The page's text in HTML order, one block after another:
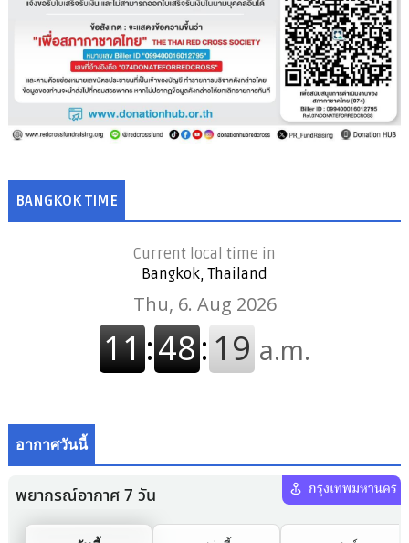
BANGKOK TIME
Current local time in
Bangkok, Thailand
อากาศวันนี้